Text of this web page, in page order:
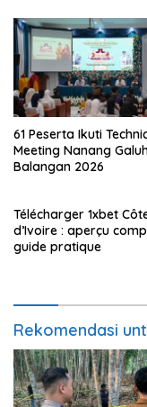
61 Peserta Ikuti
Meeting Nanang
Balangan 2026
Télécharger 1xbet
d’Ivoire : aperçu
guide pratique
Rekomendasi